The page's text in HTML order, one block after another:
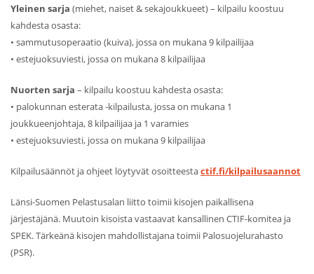
Yleinen sarja (miehet, naiset & sekajoukkueet) – kilpailu koostuu
kahdesta osasta:
• sammutusoperaatio (kuiva), jossa on mukana 9 kilpailijaa
• estejuoksuviesti, jossa on mukana 8 kilpailijaa
Nuorten sarja – kilpailu koostuu kahdesta osasta:
• palokunnan esterata -kilpailusta, jossa on mukana 1
joukkueenjohtaja, 8 kilpailijaa ja 1 varamies
• estejuoksuviesti, jossa on mukana 9 kilpailijaa
Kilpailusäännöt ja ohjeet löytyvät osoitteestactif.fi/kilpailusaannot
Länsi-Suomen Pelastusalan liitto toimii kisojen paikallisena
järjestäjänä. Muutoin kisoista vastaavat kansallinen CTIF-komitea ja
SPEK. Tärkeänä kisojen mahdollistajana toimii Palosuojelurahasto
(PSR).